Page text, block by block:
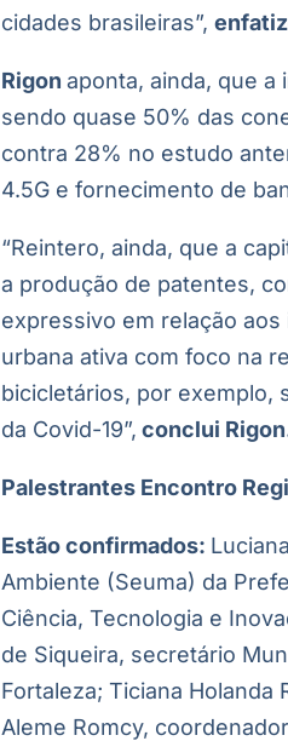
cidades brasileiras”,
Rigonaponta, ainda, que
sendo quase 50% das
contra 28% no estudo
4.5G e fornecimento de
“Reintero, ainda, que a
a produção de patentes,
expressivo em relação
urbana ativa com foco na
bicicletários, por exemplo,
da Covid-19”, conclui
Palestrantes Encontro
Estão confirmados:
Ambiente (Seuma) da
Ciência, Tecnologia e
de Siqueira, secretário
Fortaleza; Ticiana Holanda
Aleme Romcy,